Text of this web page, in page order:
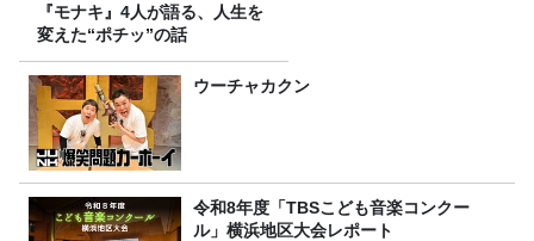
『モナキ』4人が語る、人生を
変えた“ポチッ”の話
ウーチャカクン
令和8年度「TBSこども音楽コンクー
ル」横浜地区大会レポート